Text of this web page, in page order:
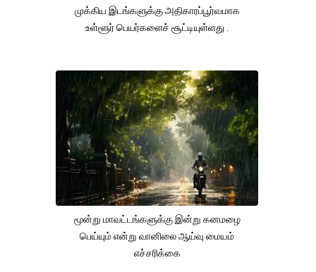
முக்கிய இடங்களுக்கு அதிகாரப்பூர்வமாக
உள்ளூர் பெயர்களைச் சூட்டியுள்ளது .
மூன்று மாவட்டங்களுக்கு இன்று கனமழை
பெய்யும் என்று வானிலை ஆய்வு மையம்
எச்சரிக்கை